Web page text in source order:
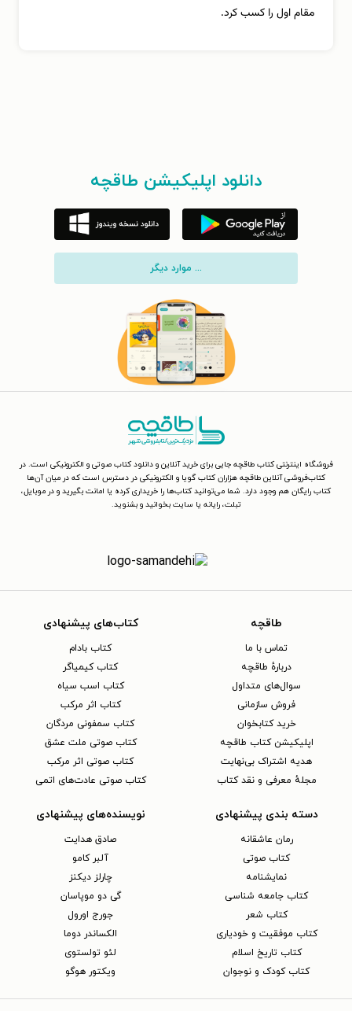
مقام اول را کسب کرد.
دانلود اپلیکیشن طاقچه
... موارد دیگر
فروشگاه اینترنتی کتاب طاقچه جایی برای خرید آنلاین و دانلود کتاب صوتی و الکترونیکی است. در
کتاب‌فروشی آنلاین طاقچه هزاران کتاب گویا و الکترونیکی در دسترس است که در میان آن‌ها
کتاب رایگان هم وجود دارد. شما می‌توانید کتاب‌ها را خریداری کرده یا امانت بگیرید و در موبایل،
تبلت، رایانه یا سایت بخوانید و بشنوید.
طاقچه
تماس با ما
دربارهٔ طاقچه
سوال‌های متداول
فروش سازمانی
خرید کتابخوان
اپلیکیشن کتاب طاقچه
هدیه اشتراک بی‌نهایت
مجلهٔ معرفی و نقد کتاب
کتاب‌های پیشنهادی
کتاب بادام
کتاب کیمیاگر
کتاب اسب سیاه
کتاب اثر مرکب
کتاب سمفونی مردگان
کتاب صوتی ملت عشق
کتاب صوتی اثر مرکب
کتاب صوتی عادت‌های اتمی
دسته بندی پیشنهادی
رمان عاشقانه
کتاب‌ صوتی
نمایشنامه
کتاب جامعه شناسی
کتاب شعر
کتاب موفقیت و خودیاری
کتاب تاریخ اسلام
کتاب کودک و نوجوان
نویسنده‌های پیشنهادی
صادق هدایت
آلبر کامو
چارلز دیکنز
گی دو موپاسان
جورج اورول
الکساندر دوما
لئو تولستوی
ویکتور هوگو